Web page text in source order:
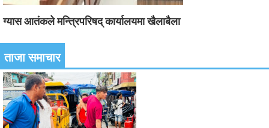
ग्यास आतंकले मन्त्रिपरिषद् कार्यालयमा खैलाबैला
ताजा समाचार